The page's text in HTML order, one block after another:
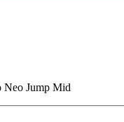
Neo Jump Mid